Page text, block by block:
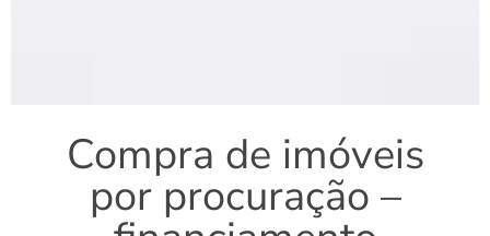
Compra de imóveis
por procuração –